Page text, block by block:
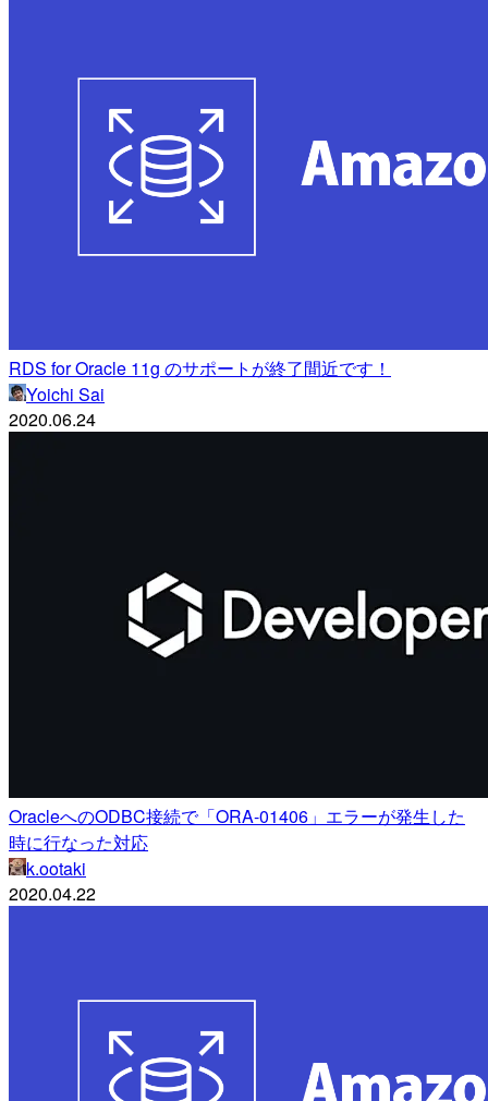
RDS for Oracle 11g のサポートが終了間近です！
Yoichi Sai
2020.06.24
OracleへのODBC接続で「ORA-01406」エラーが発生した
時に行なった対応
k.ootaki
2020.04.22